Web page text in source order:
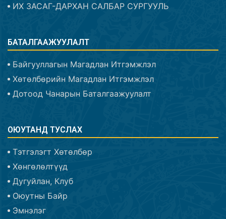
ИХ ЗАСАГ-ДАРХАН САЛБАР СУРГУУЛЬ
БАТАЛГААЖУУЛАЛТ
Байгууллагын Магадлан Итгэмжлэл
Хөтөлбөрийн Магадлан Итгэмжлэл
Дотоод Чанарын Баталгаажуулалт
ОЮУТАНД ТУСЛАХ
Тэтгэлэгт Хөтөлбөр
Хөнгөлөлтүүд
Дугуйлан, Клуб
Оюутны Байр
Эмнэлэг